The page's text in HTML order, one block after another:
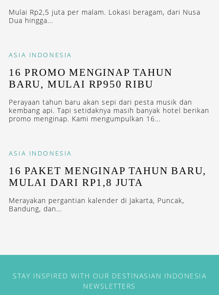
Mulai Rp2,5 juta per malam. Lokasi beragam, dari Nusa
Dua hingga...
ASIA INDONESIA
16 PROMO MENGINAP TAHUN
BARU, MULAI RP950 RIBU
Perayaan tahun baru akan sepi dari pesta musik dan
kembang api. Tapi setidaknya masih banyak hotel berikan
promo menginap. Kami mengumpulkan 16...
ASIA INDONESIA
16 PAKET MENGINAP TAHUN BARU,
MULAI DARI RP1,8 JUTA
Merayakan pergantian kalender di Jakarta, Puncak,
Bandung, dan...
STAY INSPIRED WITH OUR DESTINASIAN INDONESIA
NEWSLETTERS